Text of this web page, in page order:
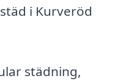
i Kurveröd
städning,